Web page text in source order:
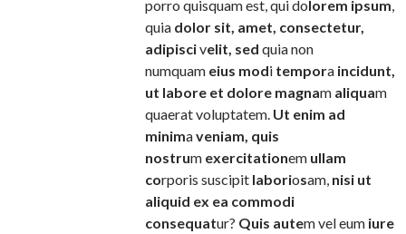
porro quisquam est, qui dolorem ipsum
quia dolor sit, amet, consectetur,
adipiscivelit, sed quia non
numquam eius modi tempora incidunt,
ut labore et dolore magnam aliquam
quaerat voluptatem. Ut enim ad
minimaveniam, quis
nostrum exercitationem ullam
corporis suscipit laboriosam, nisi ut
aliquid ex ea commodi
consequatur? Quis autem vel eum iure